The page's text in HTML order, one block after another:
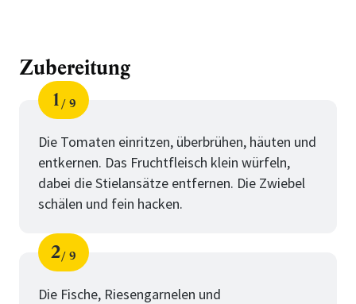
Zubereitung
Schritt
1
von
9
Die Tomaten einritzen, überbrühen, häuten und
entkernen. Das Fruchtfleisch klein würfeln,
dabei die Stielansätze entfernen. Die Zwiebel
schälen und fein hacken.
Schritt
2
von
9
Die Fische, Riesengarnelen und